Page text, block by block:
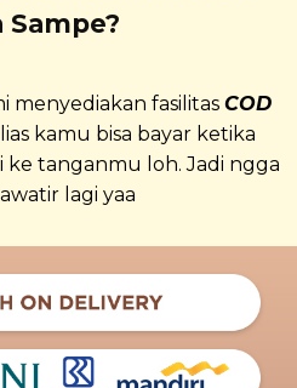
Sampe?
menyediakan fasilitas COD
kamu bisa bayar ketika
ke tanganmu loh. Jadi ngga
lagi yaa